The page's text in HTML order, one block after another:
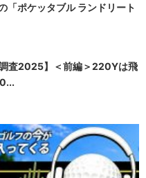
「ポケッタブル ランドリート
調査2025】＜前編＞220Yは飛